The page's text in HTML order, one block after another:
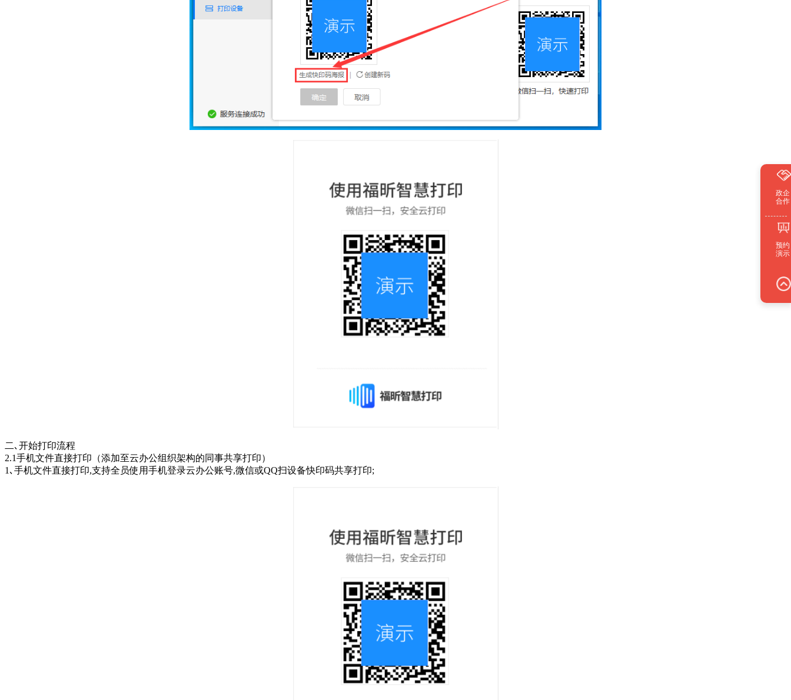
二､开始打印流程
2.1手机文件直接打印（添加至云办公组织架构的同事共享打印）
1､手机文件直接打印,支持全员使用手机登录云办公账号,微信或QQ扫设备快印码共享打印;
政企
合作
预约
演示